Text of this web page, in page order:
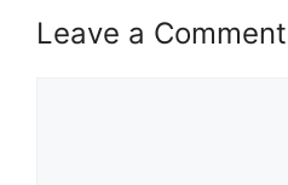
Leave a Comment